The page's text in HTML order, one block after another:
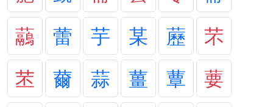
虉
蕾 芋 某 藶
芣
苤
薾 蒜 薑 蕈
葽